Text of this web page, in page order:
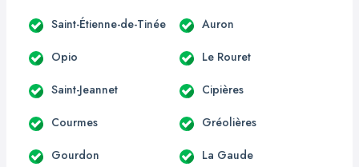
Saint-Étienne-de-Tinée Auron
Opio Le Rouret
Saint-Jeannet Cipières
Courmes Gréolières
Gourdon La Gaude